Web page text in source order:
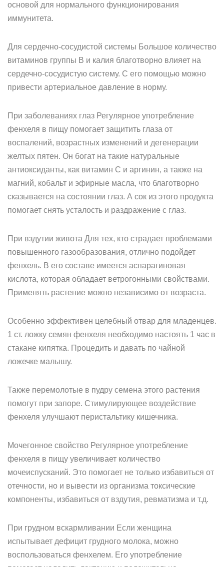
основой для нормального функционирования
иммунитета.
Для сердечно-сосудистой системы Большое количество
витаминов группы B и калия благотворно влияет на
сердечно-сосудистую систему. С его помощью можно
привести артериальное давление в норму.
При заболеваниях глаз Регулярное употребление
фенхеля в пищу помогает защитить глаза от
воспалений, возрастных изменений и дегенерации
желтых пятен. Он богат на такие натуральные
антиоксиданты, как витамин C и аргинин, а также на
магний, кобальт и эфирные масла, что благотворно
сказывается на состоянии глаз. А сок из этого продукта
помогает снять усталость и раздражение с глаз.
При вздутии живота Для тех, кто страдает проблемами
повышенного газообразования, отлично подойдет
фенхель. В его составе имеется аспарагиновая
кислота, которая обладает ветрогонными свойствами.
Применять растение можно независимо от возраста.
Особенно эффективен целебный отвар для младенцев.
1 ст. ложку семян фенхеля необходимо настоять 1 час в
стакане кипятка. Процедить и давать по чайной
ложечке малышу.
Также перемолотые в пудру семена этого растения
помогут при запоре. Стимулирующее воздействие
фенхеля улучшают перистальтику кишечника.
Мочегонное свойство Регулярное употребление
фенхеля в пищу увеличивает количество
мочеиспусканий. Это помогает не только избавиться от
отечности, но и вывести из организма токсические
компоненты, избавиться от вздутия, ревматизма и т.д.
При грудном вскармливании Если женщина
испытывает дефицит грудного молока, можно
воспользоваться фенхелем. Его употребление